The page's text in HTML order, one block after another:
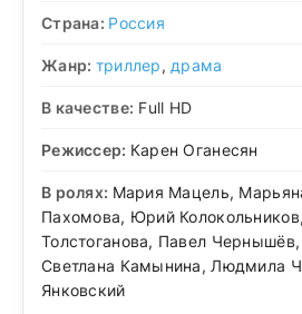
Страна: Россия
Жанр: триллер, драма
В качестве: Full HD
Режиссер: Карен Оганесян
В ролях: Мария Мацель,
Пахомова, Юрий
Толстоганова, Павел
Светлана Камынина, Людмила
Янковский